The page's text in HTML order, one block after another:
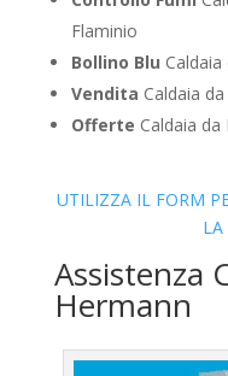
Flaminio
Bollino Blu
Vendita Caldaia
Offerte Caldaia
UTILIZZA IL FORM
Assistenza
Hermann